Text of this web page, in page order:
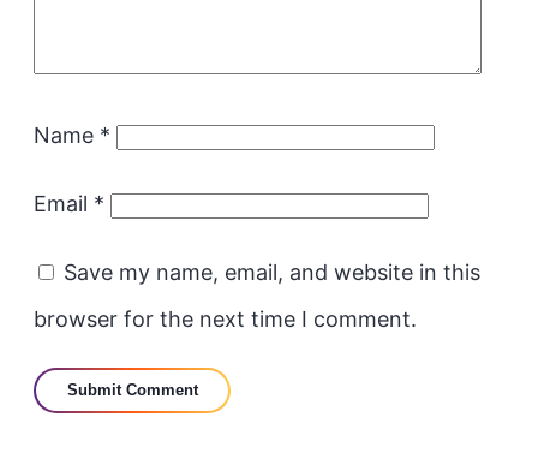
Name *
Email *
Save my name, email, and website in this
browser for the next time I comment.